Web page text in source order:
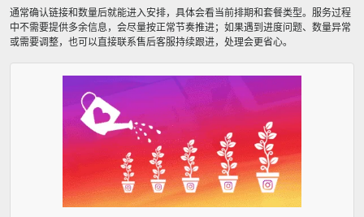
通常确认链接和数量后就能进入安排，具体会看当前排期和套餐类型。服务过程
中不需要提供多余信息，会尽量按正常节奏推进；如果遇到进度问题、数量异常
或需要调整，也可以直接联系售后客服持续跟进，处理会更省心。